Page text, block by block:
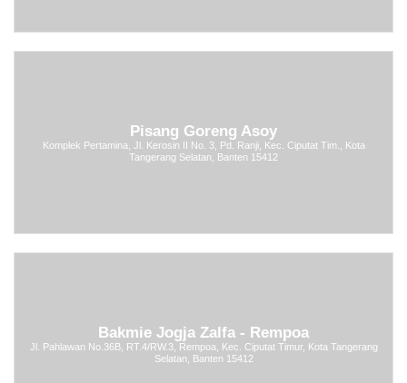
Pisang Goreng Asoy
Komplek Pertamina, Jl. Kerosin II No. 3, Pd. Ranji, Kec. Ciputat Tim., Kota
Tangerang Selatan, Banten 15412
Bakmie Jogja Zalfa - Rempoa
Jl. Pahlawan No.36B, RT.4/RW.3, Rempoa, Kec. Ciputat Timur, Kota Tangerang
Selatan, Banten 15412